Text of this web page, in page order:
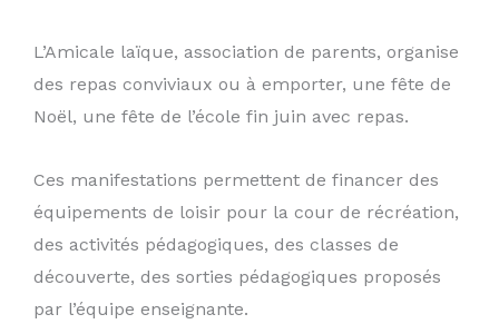
L’Amicale laïque, association de parents, organise
des repas conviviaux ou à emporter, une fête de
Noël, une fête de l’école fin juin avec repas.
Ces manifestations permettent de financer des
équipements de loisir pour la cour de récréation,
des activités pédagogiques, des classes de
découverte, des sorties pédagogiques proposés
par l’équipe enseignante.